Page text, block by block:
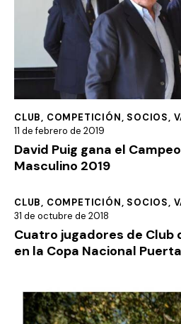
CLUB, COMPETICIÓN, SOCIOS,
11 de febrero de 2019
David Puig gana el
Masculino 2019
CLUB, COMPETICIÓN, SOCIOS,
31 de octubre de 2018
Cuatro jugadores de Club
en la Copa Nacional